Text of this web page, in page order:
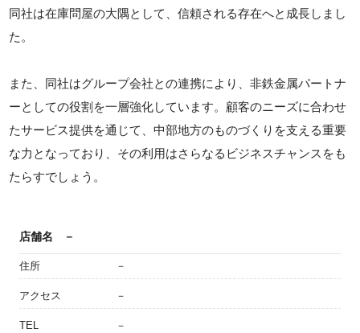
同社は在庫問屋の大隅として、信頼される存在へと成長しまし
た。
また、同社はグループ会社との連携により、非鉄金属パートナ
ーとしての役割を一層強化しています。顧客のニーズに合わせ
たサービス提供を通じて、中部地方のものづくりを支える重要
な力となっており、その利用はさらなるビジネスチャンスをも
たらすでしょう。
店舗名 －
住所 －
アクセス －
TEL －